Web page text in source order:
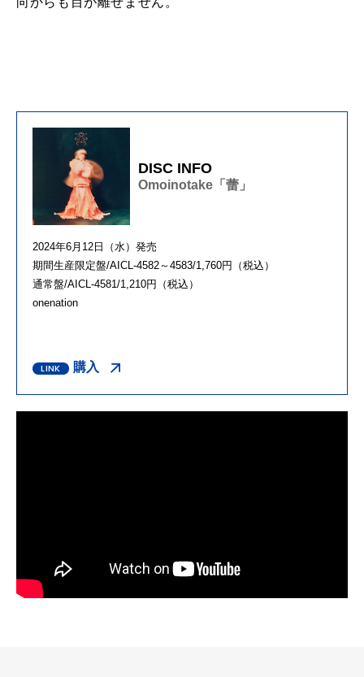
DISC INFO
Omoinotake「蕾」
2024年6月12日（水）発売
期間生産限定盤/AICL-4582～4583/1,760円（税込）
通常盤/AICL-4581/1,210円（税込）
onenation
購入